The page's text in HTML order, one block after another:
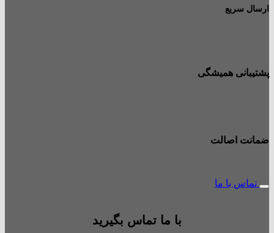
ارسال سریع
پشتیبانی همیشگی
ضمانت اصالت
تماس با ما
با ما تماس بگیرید